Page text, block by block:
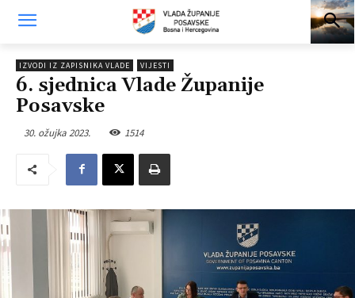
IZVODI IZ ZAPISNIKA VLADE VIJESTI
6. sjednica Vlade Županije
Posavske
30. ožujka 2023. 1514